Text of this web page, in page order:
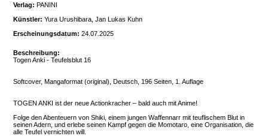
Verlag: PANINI
Künstler: Yura Urushibara, Jan Lukas Kuhn
Erscheinungsdatum: 24.07.2025
Beschreibung:
Togen Anki - Teufelsblut 16
Softcover, Mangaformat (original), Deutsch, 196 Seiten, 1. Auflage
TOGEN ANKI ist der neue Actionkracher – bald auch mit Anime!
Folge den Abenteuern von Shiki, einem jungen Waffennarr mit teuflischem Blut in
seinen Adern, und erlebe seinen Kampf gegen die Momotaro, eine Organisation, die
alle Teufel vernichten will.